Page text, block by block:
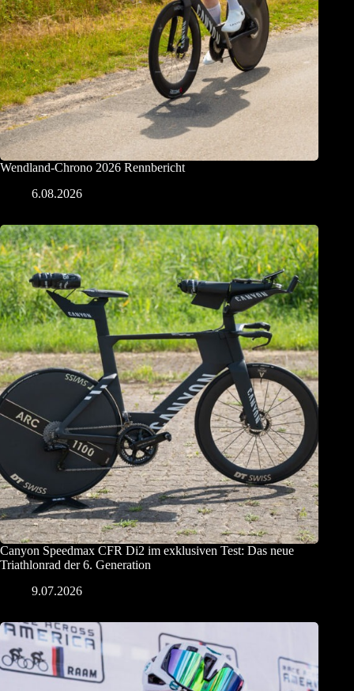
Wendland-Chrono 2026 Rennbericht
6.08.2026
Canyon Speedmax CFR Di2 im exklusiven Test: Das neue
Triathlonrad der 6. Generation
9.07.2026